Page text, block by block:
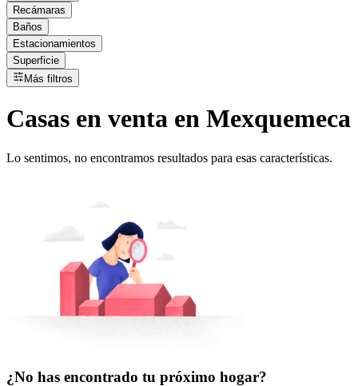
Recámaras
Baños
Estacionamientos
Superficie
Más filtros
Casas en venta en Mexquemeca
Lo sentimos, no encontramos resultados para esas características.
¿No has encontrado tu próximo hogar?